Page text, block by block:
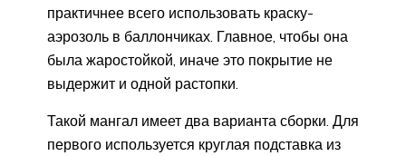
практичнее всего использовать краску-
аэрозоль в баллончиках. Главное, чтобы она
была жаростойкой, иначе это покрытие не
выдержит и одной растопки.
Такой мангал имеет два варианта сборки. Для
первого используется круглая подставка из